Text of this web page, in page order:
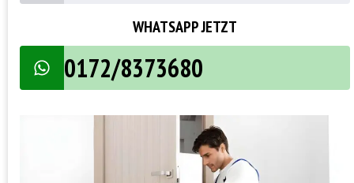
WHATSAPP JETZT
0172/8373680